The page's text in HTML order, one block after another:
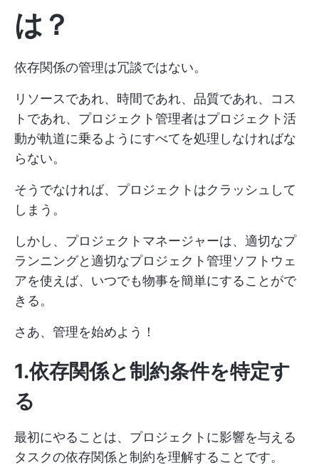
は？
依存関係の管理は冗談ではない。
リソースであれ、時間であれ、品質であれ、コス
トであれ、プロジェクト管理者はプロジェクト活
動が軌道に乗るようにすべてを処理しなければな
らない。
そうでなければ、プロジェクトはクラッシュして
しまう。
しかし、プロジェクトマネージャーは、適切なプ
ランニングと適切なプロジェクト管理ソフトウェ
アを使えば、いつでも物事を簡単にすることがで
きる。
さあ、管理を始めよう！
1.依存関係と制約条件を特定す
る
最初にやることは、プロジェクトに影響を与える
タスクの依存関係と制約を理解することです。